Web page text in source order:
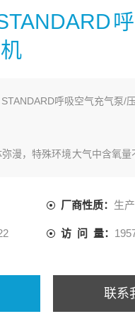
呼吸空气充气泵/
漫，特殊环境大气中含氧量
厂商性质： 生
访 问 量：
联系